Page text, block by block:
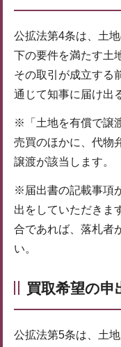
公拡法第4条は、土
下の要件を満たす土
その取引が成立する
通じて知事に届け出
※「土地を有償で譲
売買のほかに、代物
譲渡が該当します。
※届出書の記載事項
出をしていただきま
合であれば、落札者
い。
買取希望の申
公拡法第5条は、土